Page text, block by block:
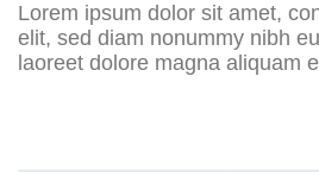
Lorem ipsum dolor sit amet,
elit, sed diam nonummy nibh
laoreet dolore magna aliquam